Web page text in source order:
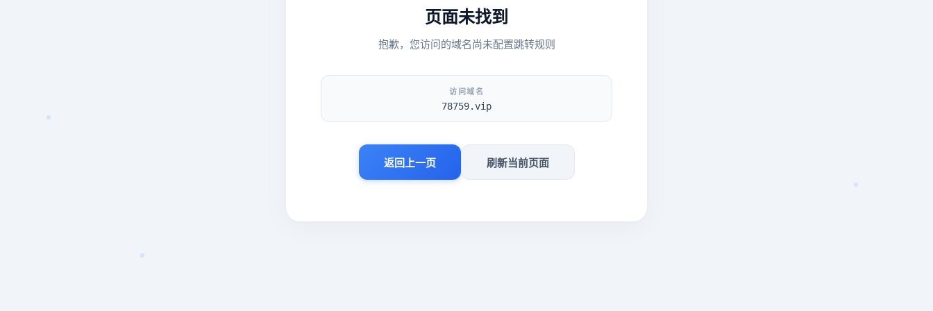
页面未找到
抱歉，您访问的域名尚未配置跳转规则
访问域名
78759.vip
返回上一页 刷新当前页面